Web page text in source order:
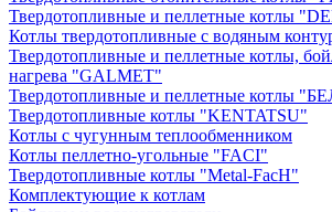
Твердотопливные и пеллетные котлы
Котлы твердотопливные с водяным
Твердотопливные и пеллетные котлы,
нагрева "GALMET"
Твердотопливные и пеллетные котлы
Твердотопливные котлы "KENTATSU"
Котлы с чугунным теплообменником
Котлы пеллетно-угольные "FACI"
Твердотопливные котлы "Metal-FacH"
Комплектующие к котлам